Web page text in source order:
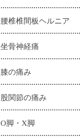
腰椎椎間板ヘルニア
坐骨神経痛
膝の痛み
股関節の痛み
O脚・X脚